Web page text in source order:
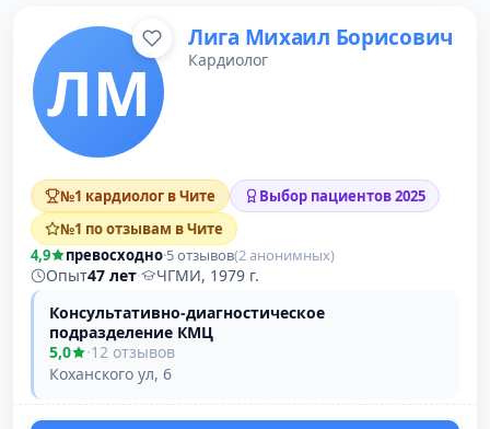
ЛМ
Лига Михаил Борисович
Кардиолог
№1 кардиолог в Чите
Выбор пациентов 2025
№1 по отзывам в Чите
4,9
превосходно·5 отзывов(2 анонимных)
Опыт47 лет·
ЧГМИ, 1979 г.
Консультативно-диагностическое
подразделение КМЦ
5,0
·12 отзывов
Коханского ул, 6